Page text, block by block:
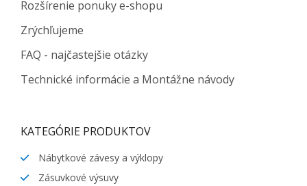
Rozšírenie ponuky e-shopu
Zrýchľujeme
FAQ - najčastejšie otázky
Technické informácie a Montážne návody
KATEGÓRIE PRODUKTOV
Nábytkové závesy a výklopy
Zásuvkové výsuvy